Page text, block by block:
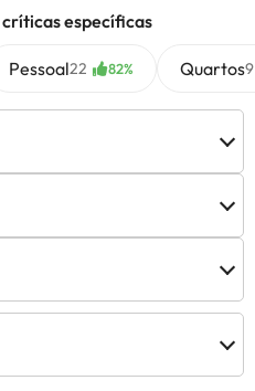
específicas
Pessoal22 82% Quartos9